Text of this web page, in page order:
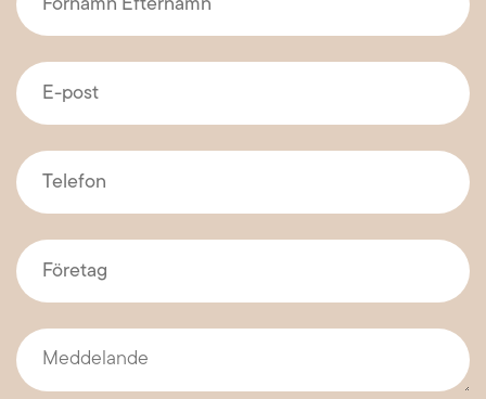
Efternamn*
E-
post*
Telefon
Företag
Meddelande